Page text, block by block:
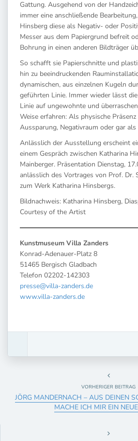
Gattung. Ausgehend von der
immer eine anschließende
Hinsberg diese als Negativ- oder
Messer aus dem Papiergrund befreit
Bohrung in einen anderen Bildträger
So schafft sie Papierschnitte und
hin zu beeindruckenden
dynamischen, aus einzelnen Kugeln
geführten Linie. Immer wieder lässt
Linie auf ungewohnte und
Weise erfahren: Als physische Präsenz
Aussparung, Negativraum oder gar als
Anlässlich der Ausstellung erscheint
einem Gespräch zwischen Katharina
Mainberger. Präsentation Dienstag,
anlässlich des Vortrages von Prof. Dr.
zum Werk Katharina Hinsbergs.
Bildnachweis: Katharina Hinsberg,
Courtesy of the Artist
Kunstmuseum Villa Zanders
Konrad-Adenauer-Platz 8
51465 Bergisch Gladbach
Telefon 02202-142303
presse@villa-zanders.de
www.villa-zanders.de
VORHERIGER BEITRAG
JÖRG MANDERNACH – AUS DEINEN
MACHE ICH MIR EIN